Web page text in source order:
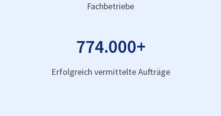
Fachbetriebe
774.000+
Erfolgreich vermittelte Aufträge